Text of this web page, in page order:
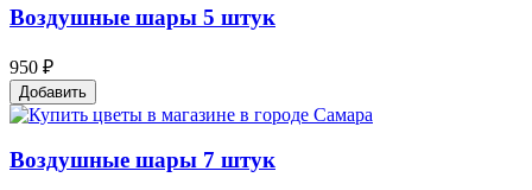
Воздушные шары 5 штук
950 ₽
Добавить
Воздушные шары 7 штук